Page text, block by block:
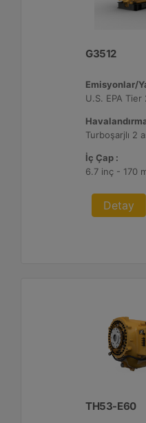
G3512
Emisyonlar/
İç Çap :
6.7 inç - 170
Detay
TH53-E60